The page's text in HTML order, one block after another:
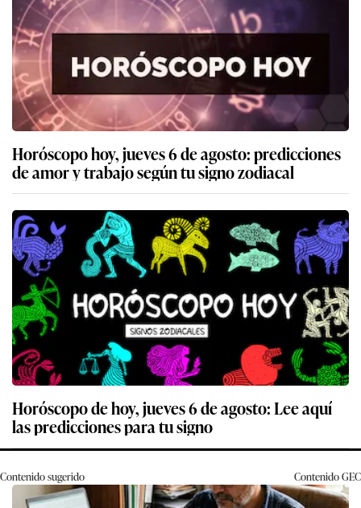
Horóscopo hoy, jueves 6 de agosto: predicciones
de amor y trabajo según tu signo zodiacal
Horóscopo de hoy, jueves 6 de agosto: Lee aquí
las predicciones para tu signo
Contenido sugerido ContenidoGEC